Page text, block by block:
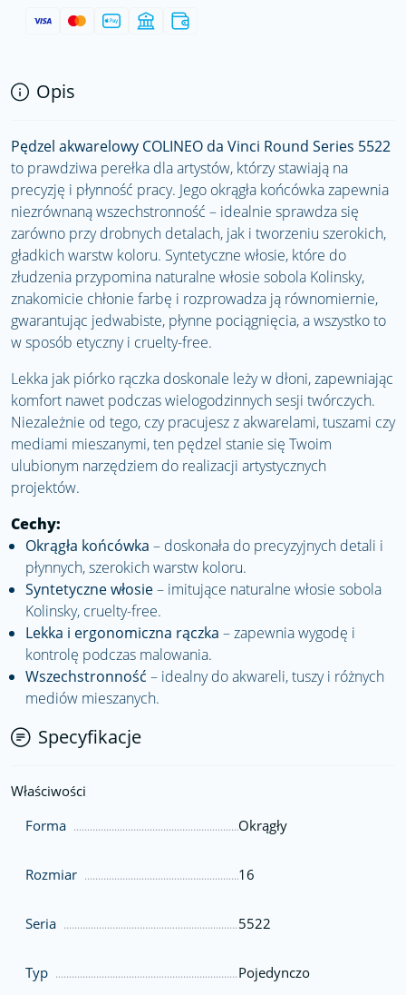
Opis
Pędzel akwarelowy COLINEO da Vinci Round Series 5522
to prawdziwa perełka dla artystów, którzy stawiają na
precyzję i płynność pracy. Jego okrągła końcówka zapewnia
niezrównaną wszechstronność – idealnie sprawdza się
zarówno przy drobnych detalach, jak i tworzeniu szerokich,
gładkich warstw koloru. Syntetyczne włosie, które do
złudzenia przypomina naturalne włosie sobola Kolinsky,
znakomicie chłonie farbę i rozprowadza ją równomiernie,
gwarantując jedwabiste, płynne pociągnięcia, a wszystko to
w sposób etyczny i cruelty-free.
Lekka jak piórko rączka doskonale leży w dłoni, zapewniając
komfort nawet podczas wielogodzinnych sesji twórczych.
Niezależnie od tego, czy pracujesz z akwarelami, tuszami czy
mediami mieszanymi, ten pędzel stanie się Twoim
ulubionym narzędziem do realizacji artystycznych
projektów.
Cechy:
Okrągła końcówka – doskonała do precyzyjnych detali i
płynnych, szerokich warstw koloru.
Syntetyczne włosie– imitujące naturalne włosie sobola
Kolinsky, cruelty-free.
Lekka i ergonomiczna rączka – zapewnia wygodę i
kontrolę podczas malowania.
Wszechstronność – idealny do akwareli, tuszy i różnych
mediów mieszanych.
Specyfikacje
Właściwości
Forma
Okrągły
Rozmiar 16
Seria 5522
Typ Pojedynczo